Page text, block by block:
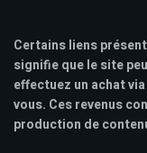
Certains liens
signifie que le site
effectuez un achat
vous. Ces revenus
production de